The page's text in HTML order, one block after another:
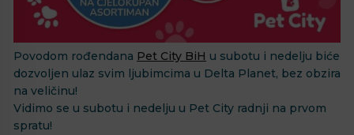
Povodom rođendana Pet City BiH u subotu i nedelju biće
dozvoljen ulaz svim ljubimcima u Delta Planet, bez obzira
na veličinu!
Vidimo se u subotu i nedelju u Pet City radnji na prvom
spratu!